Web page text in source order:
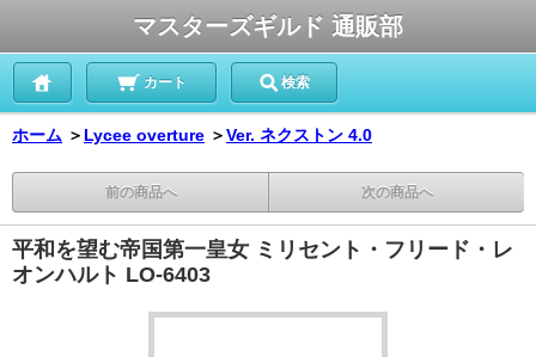
マスターズギルド 通販部
カート 検索
ホーム ＞ Lycee overture ＞Ver. ネクストン 4.0
前の商品へ 次の商品へ
平和を望む帝国第一皇女 ミリセント・フリード・レ
オンハルト LO-6403